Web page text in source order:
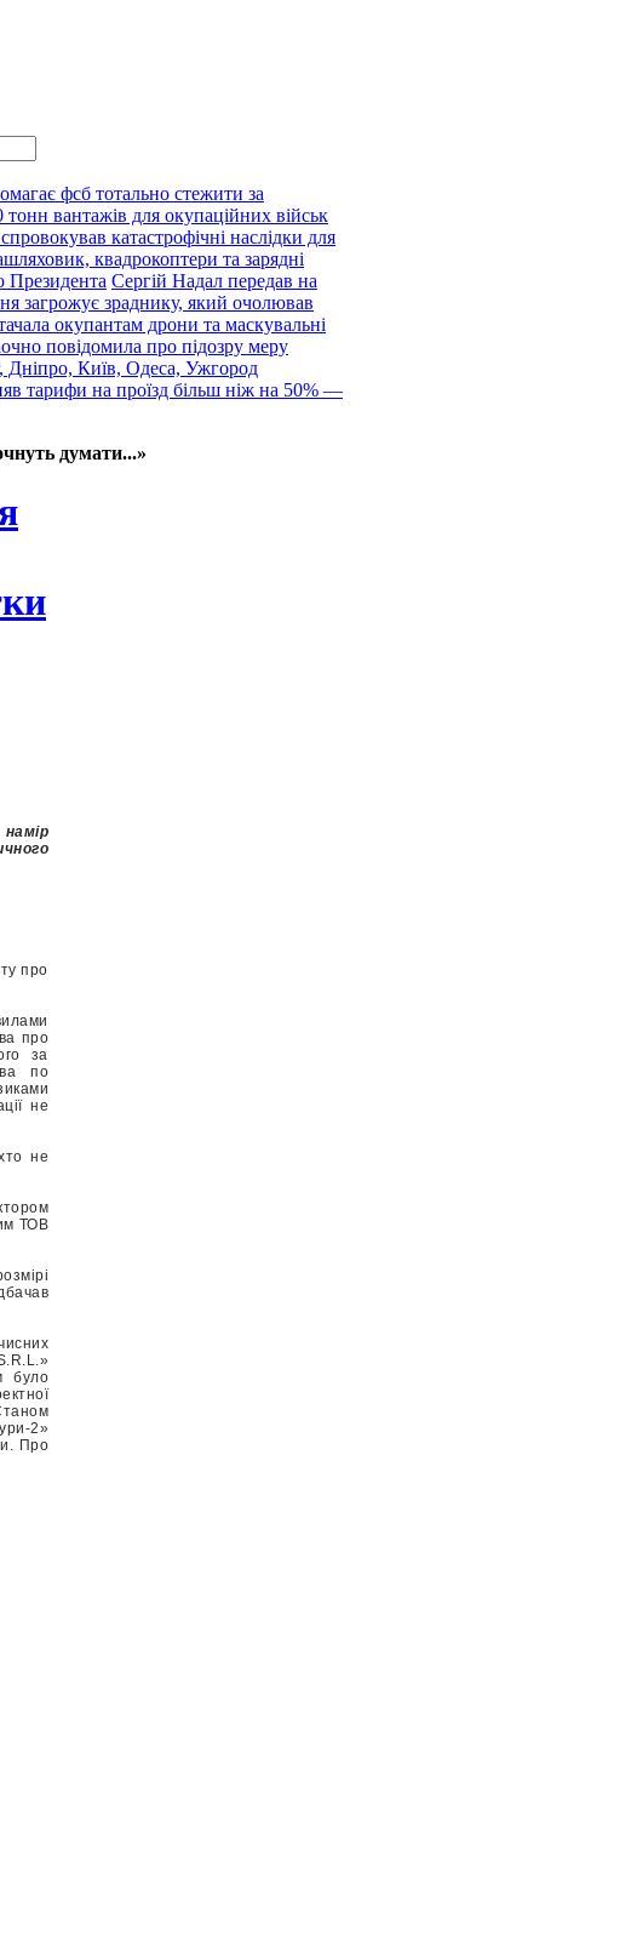
фсб тотально стежити за
вантажів для окупаційних військ
катастрофічні наслідки для
квадрокоптери та зарядні
Президента Сергій Надал передав на
загрожує зраднику, який очолював
окупантам дрони та маскувальні
повідомила про підозру меру
Дніпро, Київ, Одеса, Ужгород
тарифи на проїзд більш ніж на 50% —
думати...»
про
про
за
по
не
не
ТОВ
було
2»
Про